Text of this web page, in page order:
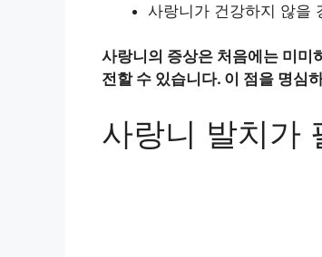
사랑니가 건강하지 않을
사랑니의 증상은 처음에는 미미
전할 수 있습니다. 이 점을 명심
사랑니 발치가